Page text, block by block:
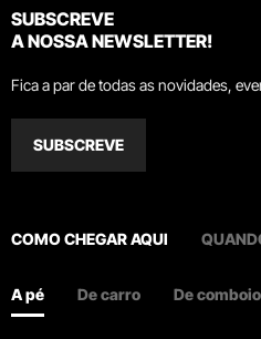
SUBSCREVE
A NOSSA NEWSLETTER!
Fica a par de todas as novidades,
SUBSCREVE
COMO CHEGAR AQUI
A pé De carro De comboio